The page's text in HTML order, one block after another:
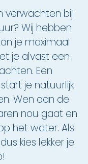
verwachten bij
Wij hebben
je maximaal
je alvast een
Een
je natuurlijk
Wen aan de
nou gaat en
het water. Als
kies lekker je